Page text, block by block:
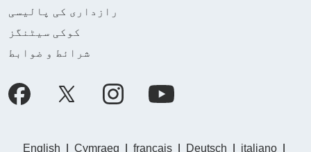
رازداری کی پالیسی
کوکی سیٹنگز
شرائط و ضوابط
English Cymraeg français Deutsch italiano